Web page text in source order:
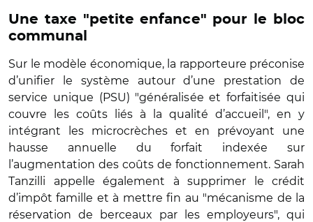
Une taxe "petite enfance" pour le bloc
communal
Sur le modèle économique, la rapporteure préconise
d’unifier le système autour d’une prestation de
service unique (PSU) "généralisée et forfaitisée qui
couvre les coûts liés à la qualité d’accueil", en y
intégrant les microcrèches et en prévoyant une
hausse annuelle du forfait indexée sur
l’augmentation des coûts de fonctionnement. Sarah
Tanzilli appelle également à supprimer le crédit
d’impôt famille et à mettre fin au "mécanisme de la
réservation de berceaux par les employeurs", qui